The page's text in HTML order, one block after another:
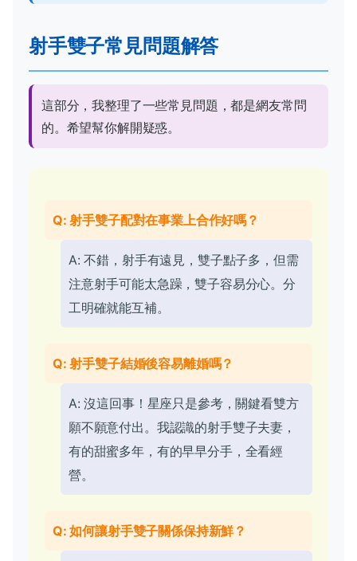
射手雙子常見問題解答
這部分，我整理了一些常見問題，都是網友常問
的。希望幫你解開疑惑。
Q: 射手雙子配對在事業上合作好嗎？
A: 不錯，射手有遠見，雙子點子多，但需
注意射手可能太急躁，雙子容易分心。分
工明確就能互補。
Q: 射手雙子結婚後容易離婚嗎？
A: 沒這回事！星座只是參考，關鍵看雙方
願不願意付出。我認識的射手雙子夫妻，
有的甜蜜多年，有的早早分手，全看經
營。
Q: 如何讓射手雙子關係保持新鮮？